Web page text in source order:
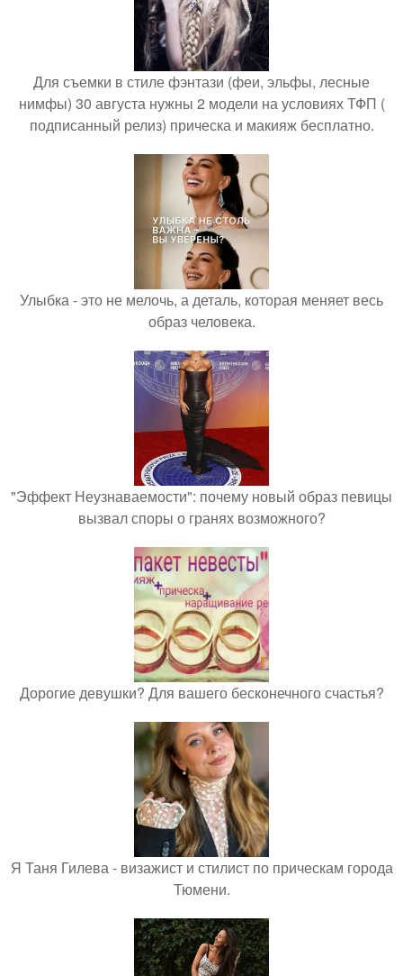
Для съемки в стиле фэнтази (феи, эльфы, лесные
нимфы) 30 августа нужны 2 модели на условиях ТФП (
подписанный релиз) прическа и макияж бесплатно.
Улыбка - это не мелочь, а деталь, которая меняет весь
образ человека.
"Эффект Неузнаваемости": почему новый образ певицы
вызвал споры о гранях возможного?
Дорогие девушки? Для вашего бесконечного счастья?
Я Таня Гилева - визажист и стилист по прическам города
Тюмени.